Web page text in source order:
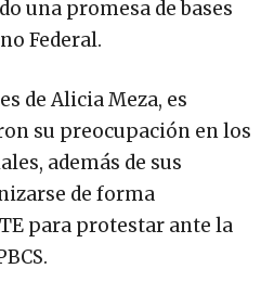
una promesa de bases
Federal.
de Alicia Meza, es
su preocupación en los
además de sus
de forma
para protestar ante la